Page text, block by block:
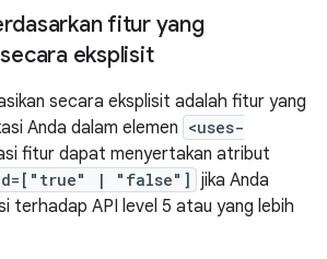
fitur yang
eksplisit
secara eksplisit adalah fitur yang
Anda dalam elemen <uses-
fitur dapat menyertakan atribut
| "false"] jika Anda
terhadap API level 5 atau yang lebih